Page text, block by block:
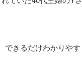
できるだけわかりや